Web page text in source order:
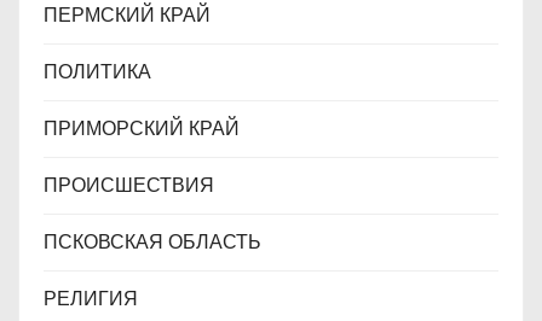
ПЕРМСКИЙ КРАЙ
ПОЛИТИКА
ПРИМОРСКИЙ КРАЙ
ПРОИСШЕСТВИЯ
ПСКОВСКАЯ ОБЛАСТЬ
РЕЛИГИЯ